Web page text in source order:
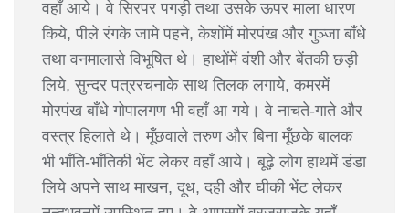
वहाँ आये। वे सिरपर पगड़ी तथा उसके ऊपर माला धारण
किये, पीले रंगके जामे पहने, केशोंमें मोरपंख और गुञ्जा बाँधे
तथा वनमालासे विभूषित थे। हाथोंमें वंशी और बेंतकी छड़ी
लिये, सुन्दर पत्ररचनाके साथ तिलक लगाये, कमरमें
मोरपंख बाँधे गोपालगण भी वहाँ आ गये। वे नाचते-गाते और
वस्त्र हिलाते थे। मूँछवाले तरुण और बिना मूँछके बालक
भी भाँति-भाँतिकी भेंट लेकर वहाँ आये। बूढ़े लोग हाथमें डंडा
लिये अपने साथ माखन, दूध, दही और घीकी भेंट लेकर